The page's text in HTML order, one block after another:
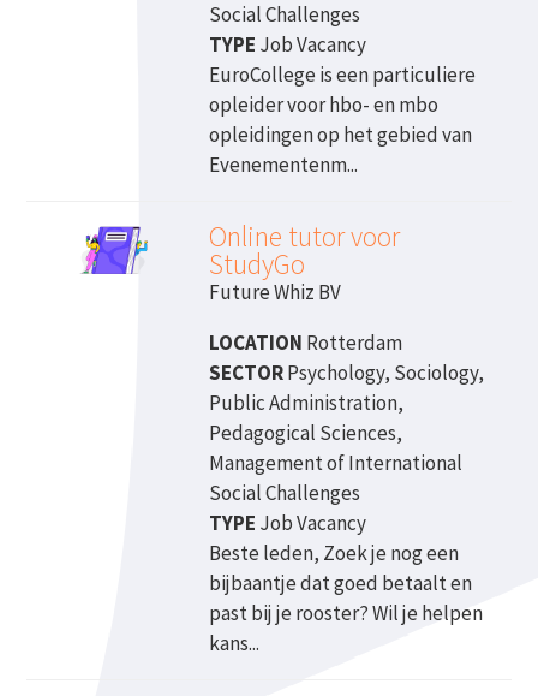
Social Challenges
TYPE Job Vacancy
EuroCollege is een particuliere
opleider voor hbo- en mbo
opleidingen op het gebied van
Evenementenm...
Online tutor voor
StudyGo
Future Whiz BV
LOCATION Rotterdam
SECTORPsychology, Sociology,
Public Administration,
Pedagogical Sciences,
Management of International
Social Challenges
TYPE Job Vacancy
Beste leden, Zoek je nog een
bijbaantje dat goed betaalt en
past bij je rooster? Wil je helpen
kans...